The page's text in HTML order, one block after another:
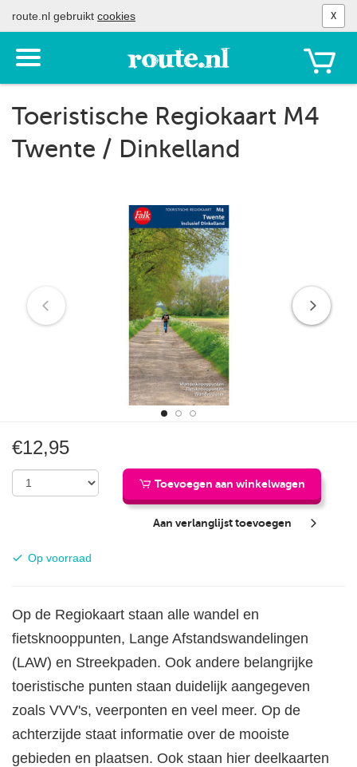
route.nl gebruikt cookies X
Toon
het
menu
Toeristische Regiokaart M4
Twente / Dinkelland
€12,95
Toevoegen aan winkelwagen
Aan verlanglijst toevoegen
Beschikbaarheid:
Op voorraad
Op de Regiokaart staan alle wandel en
fietsknooppunten, Lange Afstandswandelingen
(LAW) en Streekpaden. Ook andere belangrijke
toeristische punten staan duidelijk aangegeven
zoals VVV's, veerponten en veel meer. Op de
achterzijde staat informatie over de mooiste
gebieden en plaatsen. Ook staan hier deelkaarten